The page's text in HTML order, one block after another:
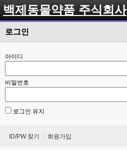
백제동물약품 주식회사
로그인
아이디
비밀번호
로그인 유지
ID/PW 찾기 회원가입